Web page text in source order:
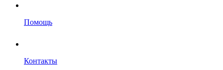
Помощь
Контакты